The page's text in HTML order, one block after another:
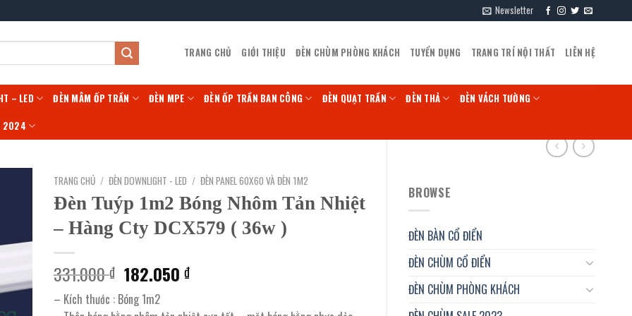
Newsletter
TRANG CHỦ GIỚI THIỆU ĐÈN CHÙM PHÒNG KHÁCH TUYỂN DỤNG TRANG TRÍ NỘI THẤT LIÊN HỆ
– LED ĐÈN MÂM ỐP TRẦN ĐÈN MPE ĐÈN ỐP TRẦN BAN CÔNG ĐÈN QUẠT TRẦN ĐÈN THẢ ĐÈN VÁCH TƯỜNG
2024
BROWSE
ĐÈN BÀN CỔ ĐIỂN
ĐÈN CHÙM CỔ ĐIỂN
ĐÈN CHÙM PHÒNG KHÁCH
TRANG CHỦ / ĐÈN DOWNLIGHT - LED / ĐÈN PANEL 60X60 VÀ ĐÈN 1M2
Đèn Tuýp 1m2 Bóng Nhôm Tản Nhiệt
– Hàng Cty DCX579 ( 36w )
331.000₫ Giá
gốc
là:
182.050₫Giá
tại
– Kích thước : Bóng 1m2